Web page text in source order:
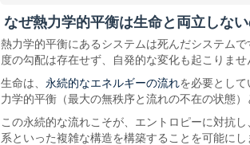
なぜ熱力学的平衡は生命と両立しない
熱力学的平衡にあるシステムは死んだシステム
度の勾配は存在せず、自発的な変化も起こりませ
生命は、 永続的なエネルギーの流れを必要とし
力学的平衡（最大の無秩序と流れの不在の状態）
この永続的な流れこそが、エントロピーに対抗
系といった複雑な構造を構築することを可能に